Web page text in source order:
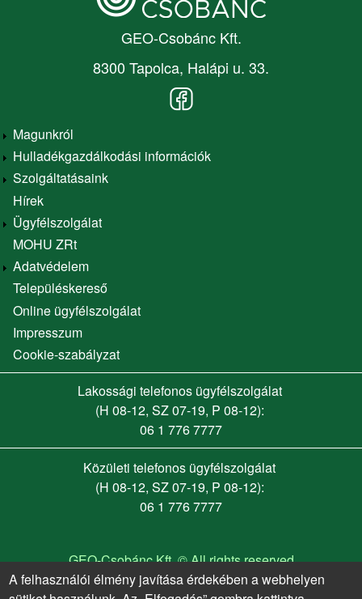
Üzletszabályzat, ÁSZF
Adatvédelem
Adatbázis kezelés
Adatkezelési tájékoztató
GEO-Csobánc Kft.
8300 Tapolca, Halápi u. 33.
Main
navigation
Magunkról
Hulladékgazdálkodási információk
Szolgáltatásaink
Hírek
Ügyfélszolgálat
MOHU ZRt
Adatvédelem
Footer menu
Településkereső
Online ügyfélszolgálat
Impresszum
Cookie-szabályzat
Lakossági telefonos ügyfélszolgálat
(H 08-12, SZ 07-19, P 08-12):
06 1 776 7777
Közületi telefonos ügyfélszolgálat
(H 08-12, SZ 07-19, P 08-12):
06 1 776 7777
GEO-Csobánc Kft. © All rights reserved
A felhasználói élmény javítása érdekében a webhelyen